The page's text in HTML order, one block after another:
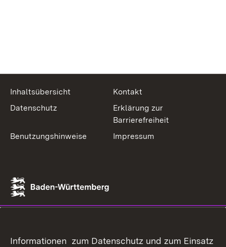
Inhaltsübersicht
Kontakt
Datenschutz
Erklärung zur
Barrierefreiheit
Benutzungshinweise
Impressum
Informationen zum Datenschutz und zum Einsatz